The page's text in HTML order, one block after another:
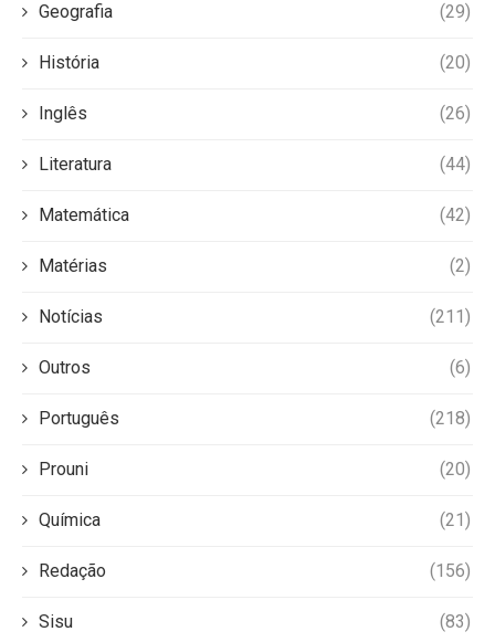
Geografia (29)
História (20)
Inglês (26)
Literatura (44)
Matemática (42)
Matérias (2)
Notícias (211)
Outros (6)
Português (218)
Prouni (20)
Química (21)
Redação (156)
Sisu (83)